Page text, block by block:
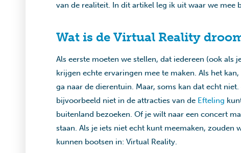
van de realiteit. In dit artikel leg ik uit waar we mee
Wat is de Virtual Reality
Als eerste moeten we stellen, dat iedereen (ook als
krijgen echte ervaringen mee te maken. Als het
ga naar de dierentuin. Maar, soms kan dat echt
bijvoorbeeld niet in de attracties van de Efteling
buitenland bezoeken. Of je wilt naar een concert
staan. Als je iets niet echt kunt meemaken,
kunnen bootsen in: Virtual Reality.